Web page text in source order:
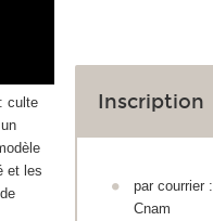
culte
et les
Inscription
par courrier :
Cnam